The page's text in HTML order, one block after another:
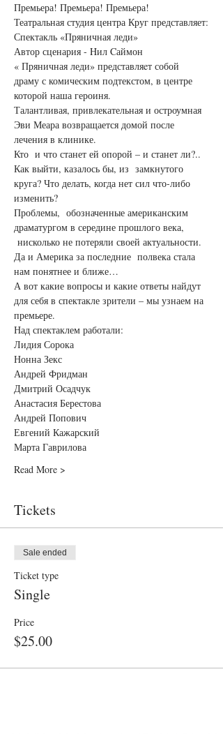
Премьера! Премьера! Премьера!
Театральная студия центра Круг представляет:
Спектакль «Пряничная леди»
Автор сценария - Hил Cаймон
« Пряничная леди» представляeт собой
драму с комическим подтекстом, в центре
которой наша героиня.
Талантливая, привлекательная и остроумная
Эви Меара возвращается домой после
лечения в клинике.
Кто  и что станет ей опорой – и станет ли?..
Как выйти, казалось бы, из  замкнутого
круга? Что делать, когда нет сил что-либо
изменить?
Проблемы,  обозначенные американским
драматургом в середине прошлого века,
нисколько не потеряли своей актуальности.
Да и Америка за последние  полвека стала
нам понятнее и ближе…
А вот какие вопросы и какие ответы найдут
для себя в спектакле зрители – мы узнаем на
премьере.
Над спектаклем работали:
Лидия Сорока
Нонна Зекс
Андрей Фридман
Дмитрий Осадчук
Анастасия Берестова
Андрей Попович
Евгений Кажарский
Марта Гаврилова
Read More >
Tickets
Sale ended
Ticket type
Single
Price
$25.00